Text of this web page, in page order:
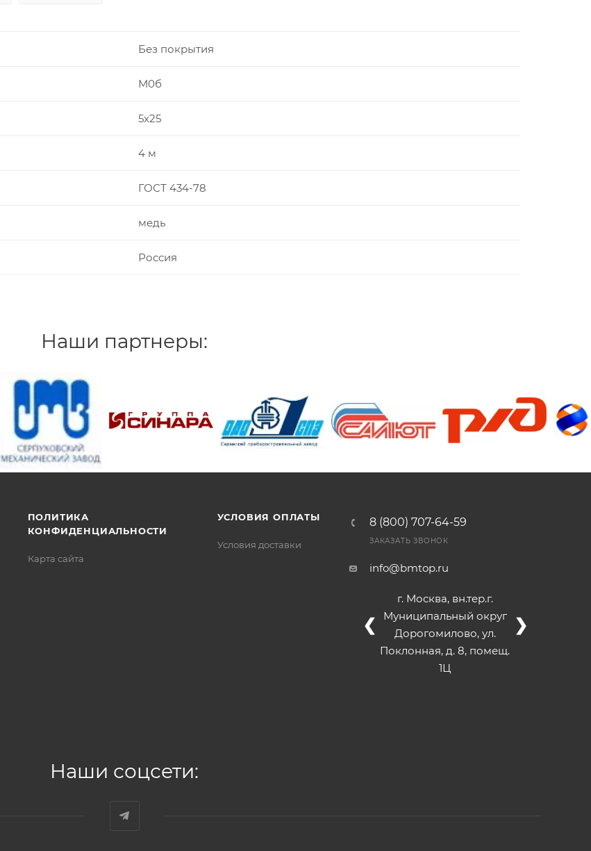
Без покрытия
М0б
5х25
4 м
ГОСТ 434-78
медь
Россия
Наши партнеры:
ПОЛИТИКА
КОНФИДЕНЦИАЛЬНОСТИ
Карта сайта
УСЛОВИЯ ОПЛАТЫ
Условия доставки
8 (800) 707-64-59
ЗАКАЗАТЬ ЗВОНОК
info@bmtop.ru
г. Москва, вн.тер.г.
Муниципальный округ
Дорогомилово, ул.
Поклонная, д. 8, помещ.
1Ц
❮ ❯
Наши соцсети: